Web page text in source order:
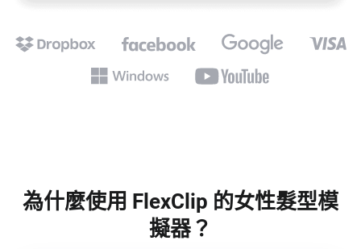
為什麼使用 FlexClip 的女性髮型模
擬器？